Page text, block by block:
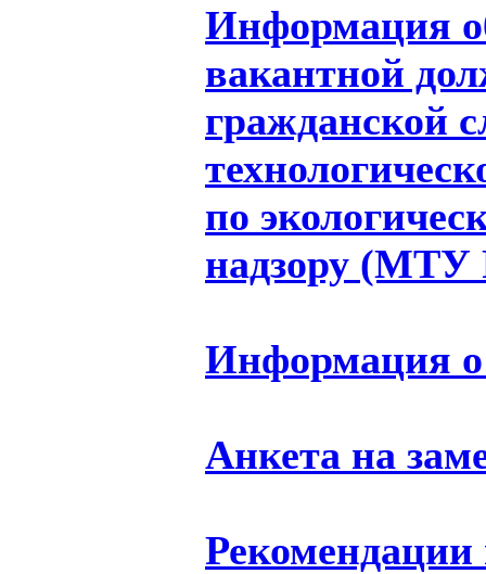
Информация
вакантной
гражданской
по
надзору (МТУ
Информация о
Анкета на